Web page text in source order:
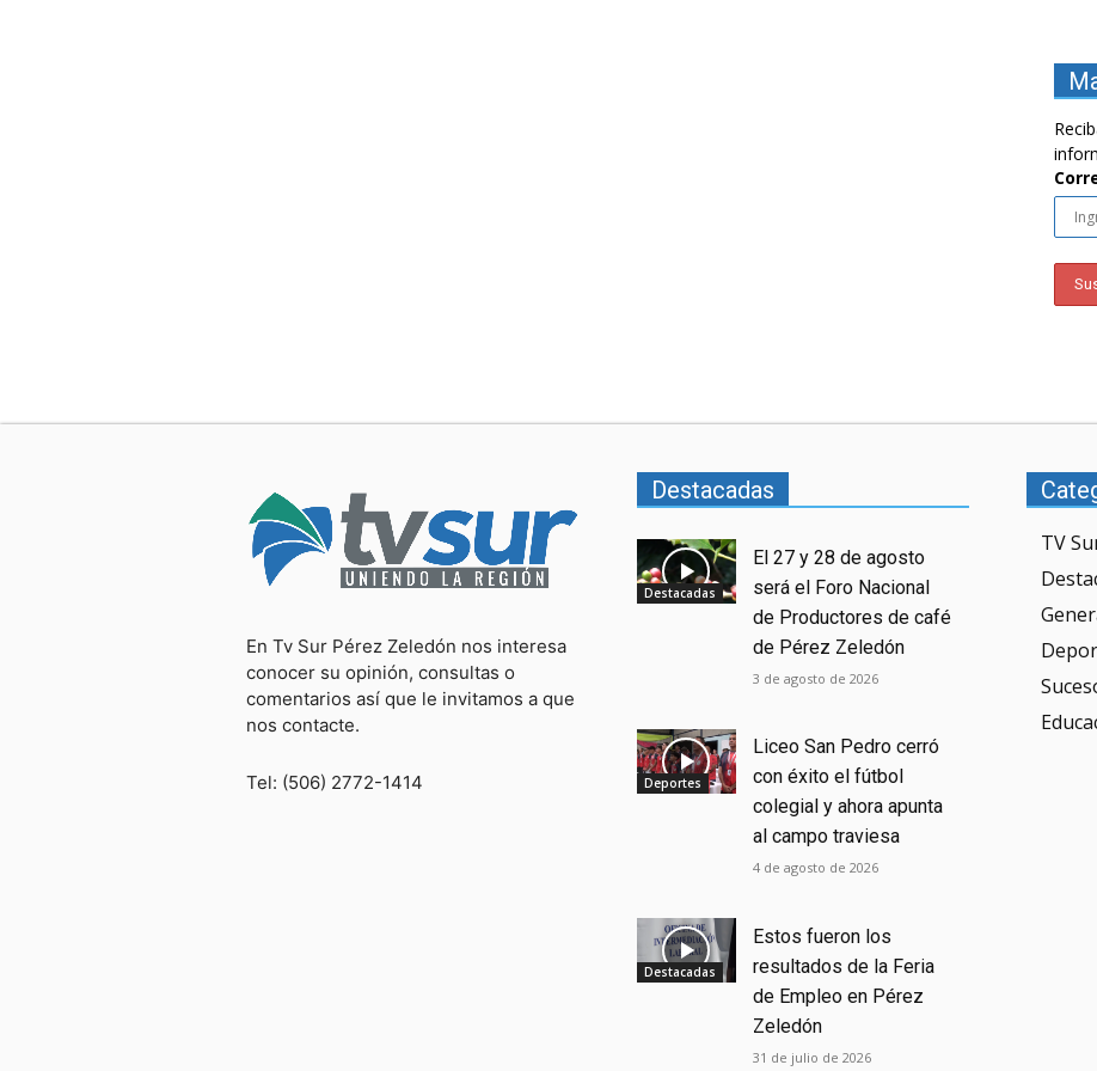
En Tv Sur Pérez Zeledón nos interesa
conocer su opinión, consultas o
comentarios así que le invitamos a que
nos contacte.
Tel: (506) 2772-1414
Destacadas
Destacadas
El 27 y 28 de agosto
será el Foro Nacional
de Productores de café
de Pérez Zeledón
3 de agosto de 2026
Deportes
Liceo San Pedro cerró
con éxito el fútbol
colegial y ahora apunta
al campo traviesa
4 de agosto de 2026
Destacadas
Estos fueron los
resultados de la Feria
de Empleo en Pérez
Zeledón
31 de julio de 2026
TV